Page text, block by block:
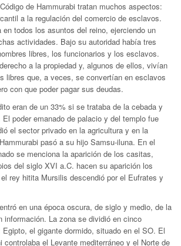
de Hammurabi tratan muchos aspectos:
a la regulación del comercio de esclavos.
en todos los asuntos del reino, ejerciendo un
actividades. Bajo su autoridad había tres
libres, los funcionarios y los esclavos.
a la propiedad y, algunos de ellos, vivían
libres que, a veces, se convertían en esclavos
con que poder pagar sus deudas.
eran de un 33% si se trataba de la cebada y
poder emanado de palacio y del templo fue
el sector privado en la agricultura y en la
pasó a su hijo Samsu-iluna. En el
se menciona la aparición de los casitas,
del siglo XVI a.C. hacen su aparición los
rey hitita Mursilis descendió por el Eufrates y
en una época oscura, de siglo y medio, de la
información. La zona se dividió en cinco
el gigante dormido, situado en el SO. El
controlaba el Levante mediterráneo y el Norte de